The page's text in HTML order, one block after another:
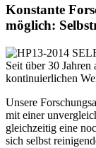
Konstante
möglich:
Seit über 30
kontinuierlichen
Unsere
mit einer
gleichzeitig eine
sich selbst